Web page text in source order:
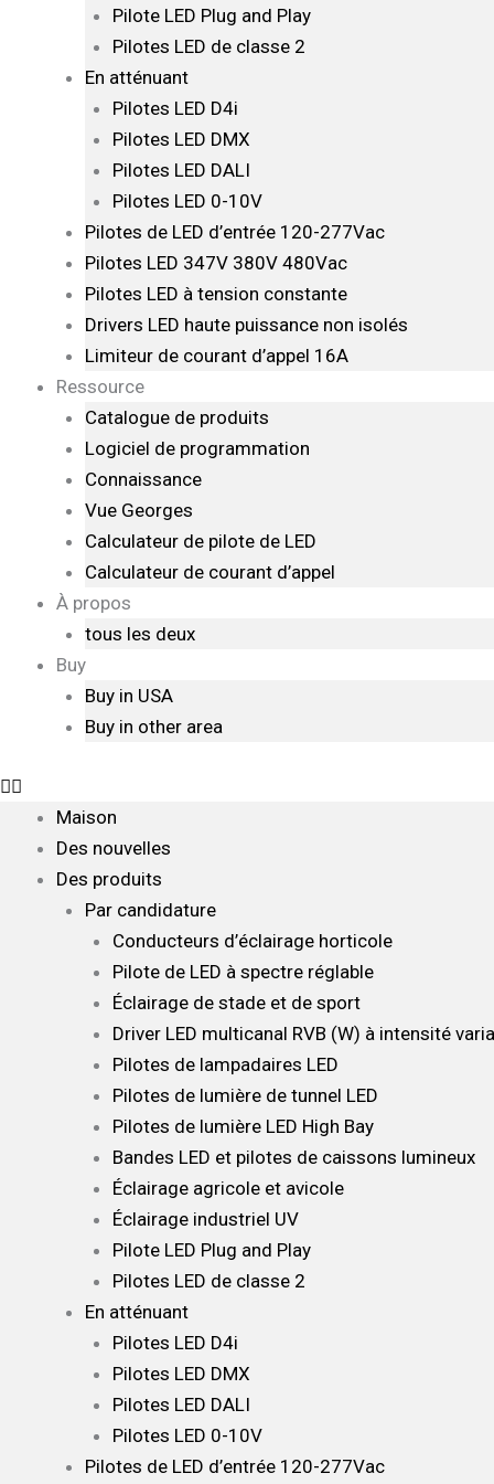
Pilote LED Plug and Play
Pilotes LED de classe 2
En atténuant
Pilotes LED D4i
Pilotes LED DMX
Pilotes LED DALI
Pilotes LED 0-10V
Pilotes de LED d’entrée 120-277Vac
Pilotes LED 347V 380V 480Vac
Pilotes LED à tension constante
Drivers LED haute puissance non isolés
Limiteur de courant d’appel 16A
Ressource
Catalogue de produits
Logiciel de programmation
Connaissance
Vue Georges
Calculateur de pilote de LED
Calculateur de courant d’appel
À propos
tous les deux
Buy
Buy in USA
Buy in other area
Maison
Des nouvelles
Des produits
Par candidature
Conducteurs d’éclairage horticole
Pilote de LED à spectre réglable
Éclairage de stade et de sport
Driver LED multicanal RVB (W) à intensité
Pilotes de lampadaires LED
Pilotes de lumière de tunnel LED
Pilotes de lumière LED High Bay
Bandes LED et pilotes de caissons lumineux
Éclairage agricole et avicole
Éclairage industriel UV
Pilote LED Plug and Play
Pilotes LED de classe 2
En atténuant
Pilotes LED D4i
Pilotes LED DMX
Pilotes LED DALI
Pilotes LED 0-10V
Pilotes de LED d’entrée 120-277Vac